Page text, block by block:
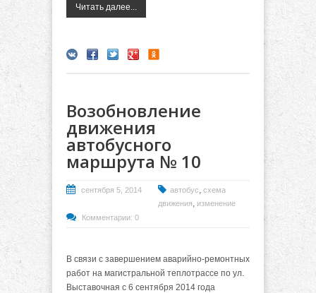
Читать далее...
Возобновление
движения
автобусного
маршрута № 10
сентября 5, 2014 автобус схема
движения
изменение
Комментарии: 0
В связи с завершением аварийно-ремонтных
работ на магистральной теплотрассе по ул.
Выставочная с 6 сентября 2014 года